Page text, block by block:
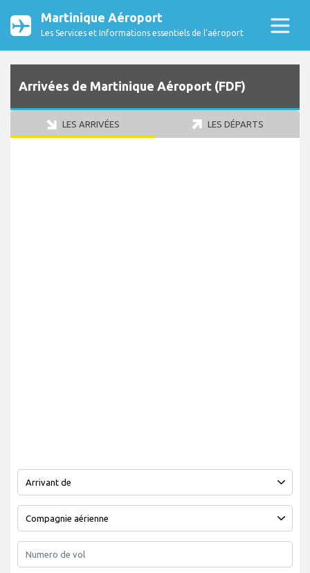
Martinique Aéroport
Les Services et Informations essentiels de l’aéroport
Arrivées de Martinique Aéroport (FDF)
LES ARRIVÉES LES DÉPARTS